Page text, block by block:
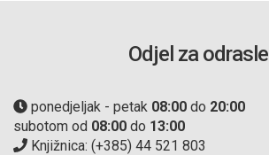
Odjel za odrasle
ponedjeljak - petak 08:00 do 20:00
subotom od 08:00 do 13:00
Knjižnica: (+385) 44 521 803